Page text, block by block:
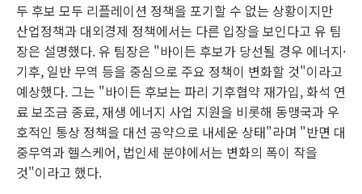
두 후보 모두 리플레이션 정책을 포기할 수 없는 상황이지만
산업정책과 대외경제 정책에서는 다른 입장을 보인다고 유 팀
장은 설명했다. 유 팀장은 "바이든 후보가 당선될 경우 에너지·
기후, 일반 무역 등을 중심으로 주요 정책이 변화할 것"이라고
예상했다. 그는 "바이든 후보는 파리 기후협약 재가입, 화석 연
료 보조금 종료, 재생 에너지 사업 지원을 비롯해 동맹국과 우
호적인 통상 정책을 대선 공약으로 내세운 상태"라며 "반면 대
중무역과 헬스케어, 법인세 분야에서는 변화의 폭이 작을
것"이라고 했다.